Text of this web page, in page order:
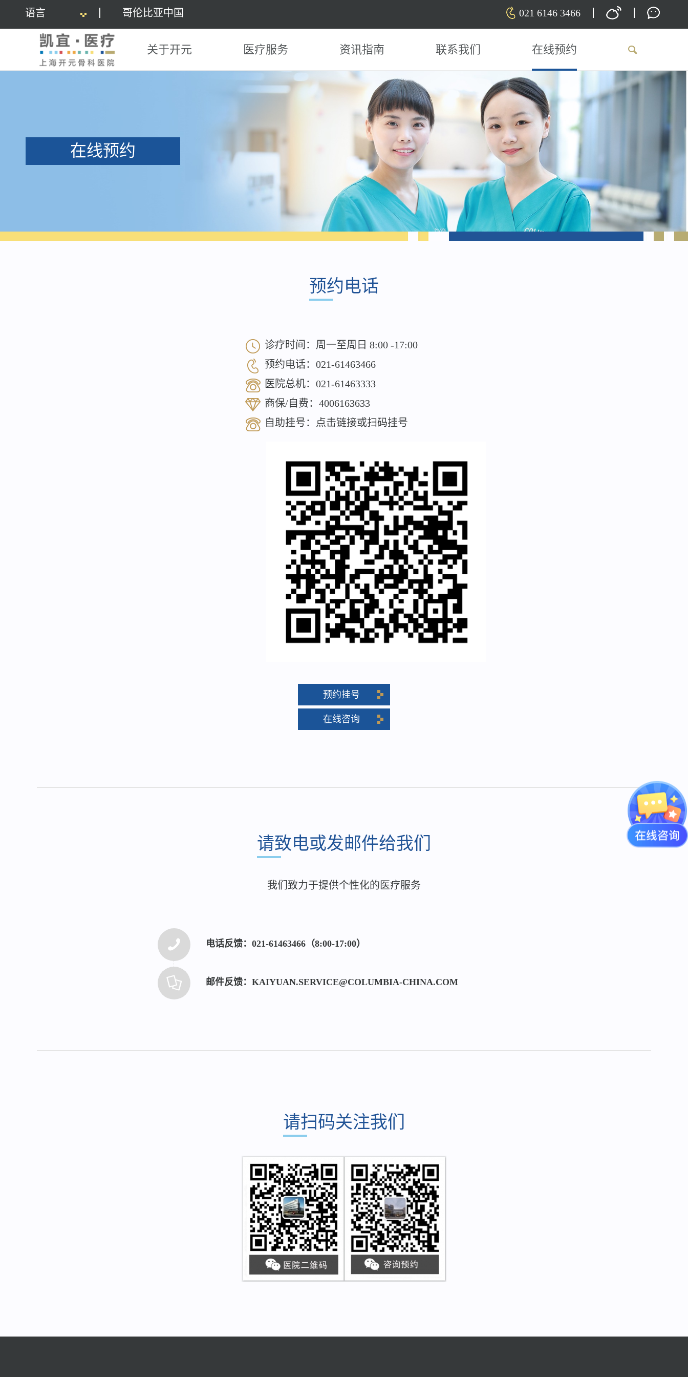
语言 哥伦比亚中国 021 6146 3466
关于开元 医疗服务 资讯指南 联系我们 在线预约
在线预约
预约电话
诊疗时间：周一至周日 8:00 -17:00
预约电话：021-61463466
医院总机：021-61463333
商保/自费：4006163633
自助挂号： 点击链接或扫码挂号
预约挂号
在线咨询
请致电或发邮件给我们
我们致力于提供个性化的医疗服务
电话反馈：021-61463466（8:00-17:00）
邮件反馈：KAIYUAN.SERVICE@COLUMBIA-CHINA.COM
请扫码关注我们